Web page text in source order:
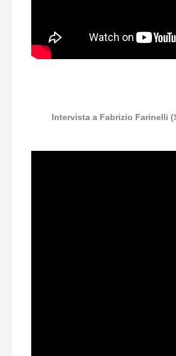
Intervista a Fabrizio Farinelli